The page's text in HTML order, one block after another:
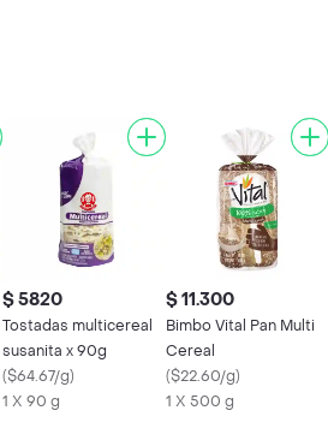
$ 5820
Tostadas multicereal
susanita x 90g
($64.67/g)
1 X 90 g
$ 11.300
Bimbo Vital Pan Multi
Cereal
($22.60/g)
1 X 500 g